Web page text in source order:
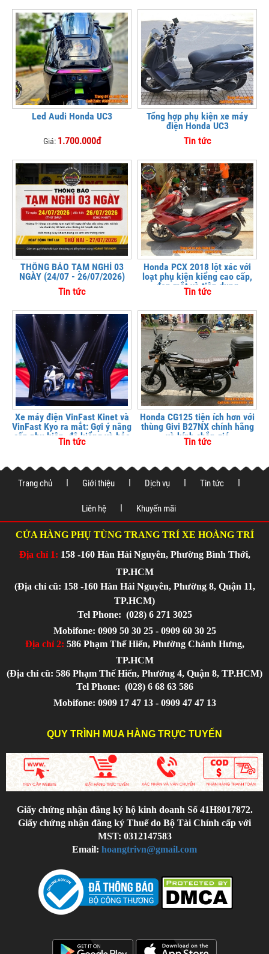
Led Audi Honda UC3
Giá: 1.700.000đ
Tổng hợp phụ kiện xe máy
điện Honda UC3
Tin tức
THÔNG BÁO TẠM NGHỈ 03
NGÀY (24/07 - 26/07/2026)
Tin tức
Honda PCX 2018 lột xác với
loạt phụ kiện kiểng cao cấp,
đẹp mắt và tiện dụng
Tin tức
Xe máy điện VinFast Kinet và
VinFast Kyo ra mắt: Gợi ý nâng
cấp phụ kiện, độ kiểng và bảo
vệ xe tại
Tin tức
Honda CG125 tiện ích hơn với
thùng Givi B27NX chính hãng
và kính chắn gió
Tin tức
Trang chủ Giới thiệu Dịch vụ Tin tức
Liên hệ Khuyến mãi
CỬA HÀNG PHỤ TÙNG TRANG TRÍ XE HOÀNG TRÍ
Địa chỉ 1: 158 -160 Hàn Hải Nguyên, Phường Bình Thới,
TP.HCM
(Địa chỉ cũ: 158 -160 Hàn Hải Nguyên, Phường 8, Quận 11,
TP.HCM)
Tel Phone: (028) 6 271 3025
Mobifone: 0909 50 30 25 - 0909 60 30 25
Địa chỉ 2: 586 Phạm Thế Hiển, Phường Chánh Hưng,
TP.HCM
(Địa chỉ cũ: 586 Phạm Thế Hiển, Phường 4, Quận 8, TP.HCM)
Tel Phone: (028) 6 68 63 586
Mobifone: 0909 17 47 13 - 0909 47 47 13
QUY TRÌNH MUA HÀNG TRỰC TUYẾN
Giấy chứng nhận đăng ký hộ kinh doanh Số 41H8017872.
Giấy chứng nhận đăng ký Thuế do Bộ Tài Chính cấp với
MST: 0312147583
Email: hoangtrivn@gmail.com